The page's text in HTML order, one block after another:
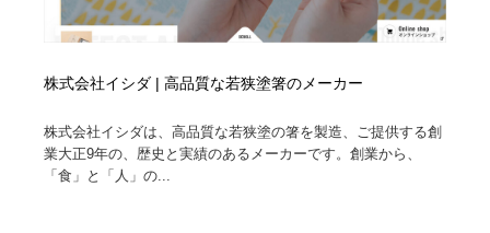
株式会社イシダ | 高品質な若狭塗箸のメーカー
株式会社イシダは、高品質な若狭塗の箸を製造、ご提供する創
業大正9年の、歴史と実績のあるメーカーです。創業から、
「食」と「人」の...